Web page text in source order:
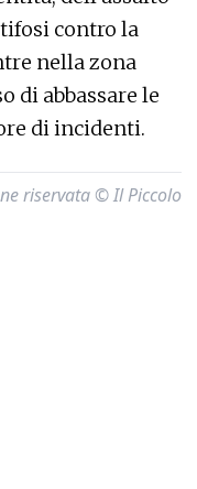
tifosi contro la
nella zona
di abbassare le
di incidenti.
riservata © Il Piccolo